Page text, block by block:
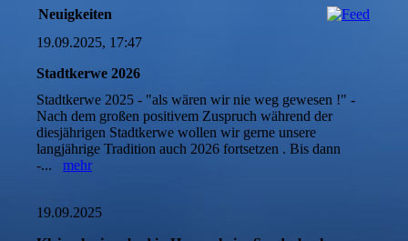
Neuigkeiten
19.09.2025, 17:47
Stadtkerwe 2026
Stadtkerwe 2025 - "als wären wir nie weg gewesen !" -
Nach dem großen positivem Zuspruch während der
diesjährigen Stadtkerwe wollen wir gerne unsere
langjährige Tradition auch 2026 fortsetzen . Bis dann
-... mehr
19.09.2025